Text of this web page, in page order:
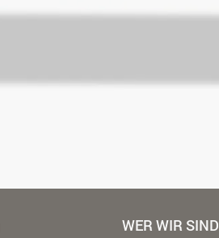
WER WIR SIND